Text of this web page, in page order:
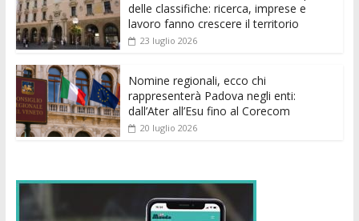
delle classifiche: ricerca, imprese e
lavoro fanno crescere il territorio
23 luglio 2026
Nomine regionali, ecco chi
rappresenterà Padova negli enti:
dall’Ater all’Esu fino al Corecom
20 luglio 2026